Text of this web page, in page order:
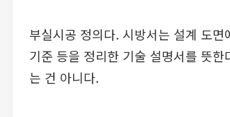
부실시공 정의다. 시방서는 설계 도
기준 등을 정리한 기술 설명서를 뜻
는 건 아니다.